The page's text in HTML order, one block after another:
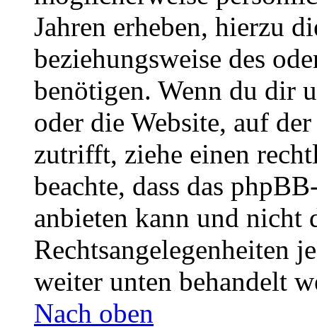
Jahren erheben, hierzu
beziehungsweise des
benötigen. Wenn du dir
oder die Website, auf
zutrifft, ziehe einen
beachte, dass das
anbieten kann und nicht
Rechtsangelegenheiten
weiter unten behandelt
Nach oben